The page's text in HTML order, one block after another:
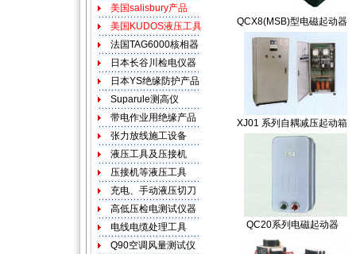
QCX8(MSB)型电磁起动器
XJ01 系列自耦减压起动箱
QC20系列电磁起动器